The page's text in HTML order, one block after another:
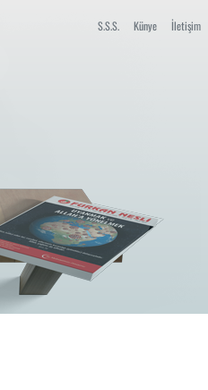
S.S.S. Künye İletişim